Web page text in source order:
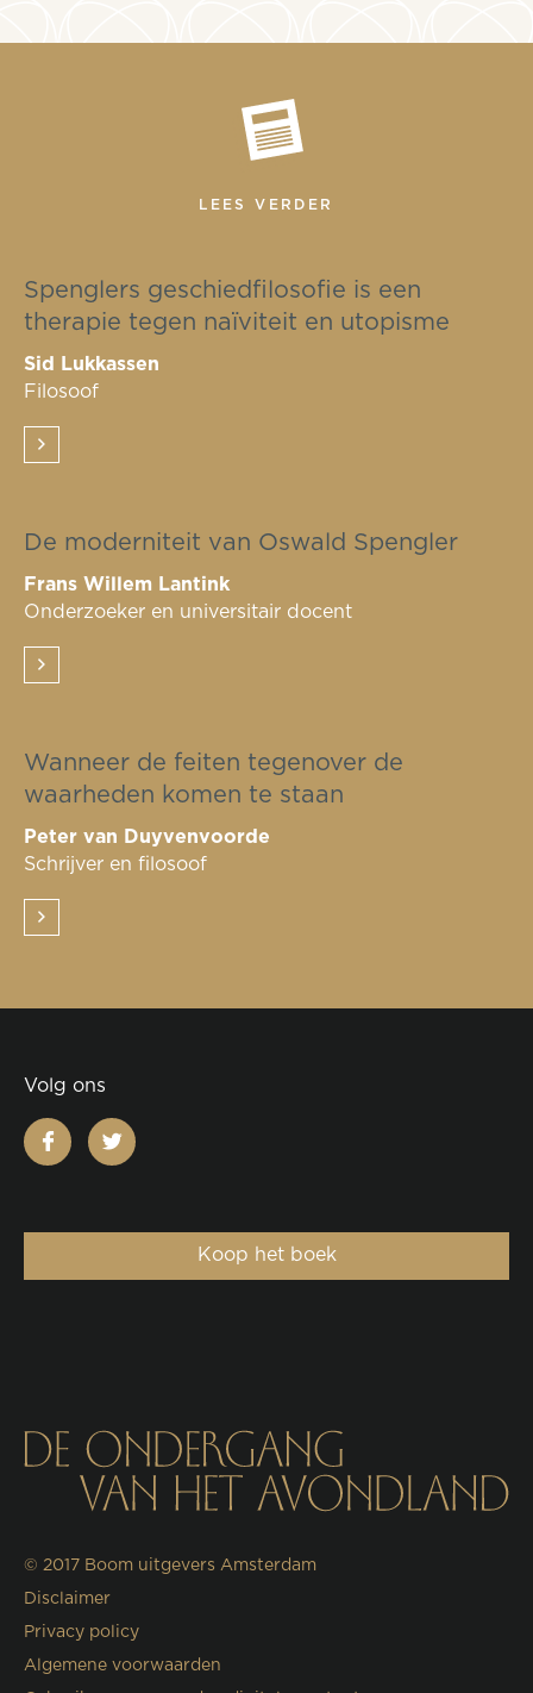
LEES VERDER
Spenglers geschiedfilosofie is een
therapie tegen naïviteit en utopisme
Sid Lukkassen
Filosoof
De moderniteit van Oswald Spengler
Frans Willem Lantink
Onderzoeker en universitair docent
Wanneer de feiten tegenover de
waarheden komen te staan
Peter van Duyvenvoorde
Schrijver en filosoof
Volg ons
facebooktwitter
Koop het boek
© 2017 Boom uitgevers Amsterdam
Disclaimer
Privacy policy
Algemene voorwaarden